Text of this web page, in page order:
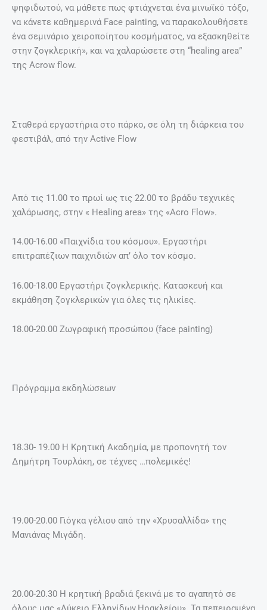
ψηφιδωτού, να μάθετε πως φτιάχνεται ένα μινωϊκό τόξο,
να κάνετε καθημερινά Face painting, να παρακολουθήσετε
ένα σεμινάριο χειροποίητου κοσμήματος, να εξασκηθείτε
στην ζογκλερική», και να χαλαρώσετε στη “healing area”
της Acrow flow.
Σταθερά εργαστήρια στο πάρκο, σε όλη τη διάρκεια του
φεστιβάλ, από την Αctive Flow
Από τις 11.00 το πρωί ως τις 22.00 το βράδυ τεχνικές
χαλάρωσης, στην « Healing area» της «Acro Flow».
14.00-16.00 «Παιχνίδια του κόσμου». Εργαστήρι
επιτραπέζιων παιχνιδιών απ’ όλο τον κόσμο.
16.00-18.00 Εργαστήρι ζογκλερικής. Κατασκευή και
εκμάθηση ζογκλερικών για όλες τις ηλικίες.
18.00-20.00 Zωγραφική προσώπου (face painting)
Πρόγραμμα εκδηλώσεων
18.30- 19.00 Η Κρητική Ακαδημία, με προπονητή τον
Δημήτρη Τουρλάκη, σε τέχνες …πολεμικές!
19.00-20.00 Γιόγκα γέλιου από την «Χρυσαλλίδα» της
Μανιάνας Μιγάδη.
20.00-20.30 Η κρητική βραδιά ξεκινά με το αγαπητό σε